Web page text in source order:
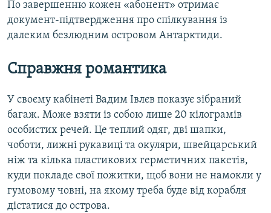
По завершенню кожен «абонент» отримає
документ-підтвердження про спілкування із
далеким безлюдним островом Антарктиди.
Справжня романтика
У своєму кабінеті Вадим Івлєв показує зібраний
багаж. Може взяти із собою лише 20 кілограмів
особистих речей. Це теплий одяг, дві шапки,
чоботи, лижні рукавиці та окуляри, швейцарський
ніж та кілька пластикових герметичних пакетів,
куди покладе свої пожитки, щоб вони не намокли у
гумовому човні, на якому треба буде від корабля
дістатися до острова.